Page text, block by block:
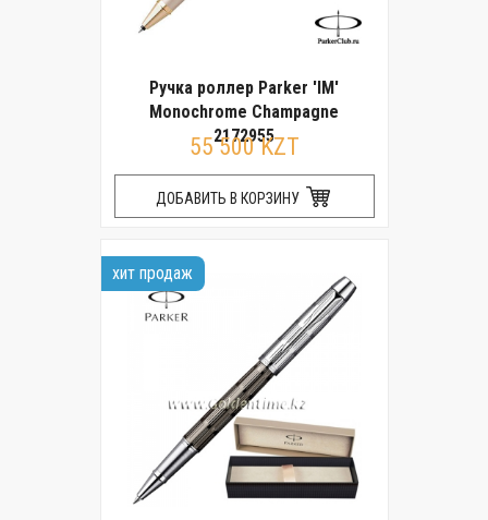
Ручка роллер Parker 'IM'
Monochrome Champagne
2172955
55 500 KZT
ДОБАВИТЬ В КОРЗИНУ
хит продаж